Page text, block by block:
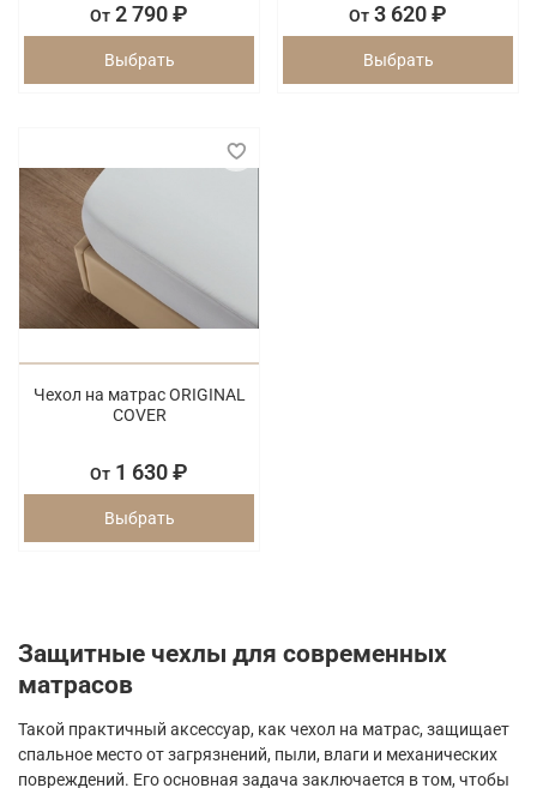
От 2 790 ₽
Выбрать
От 3 620 ₽
Выбрать
Чехол на матрас ORIGINAL
COVER
От 1 630 ₽
Выбрать
Защитные чехлы для современных
матрасов
Такой практичный аксессуар, как чехол на матрас, защищает
спальное место от загрязнений, пыли, влаги и механических
повреждений. Его основная задача заключается в том, чтобы